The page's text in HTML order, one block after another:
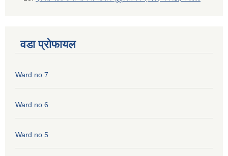
वडा प्रोफायल
Ward no 7
Ward no 6
Ward no 5